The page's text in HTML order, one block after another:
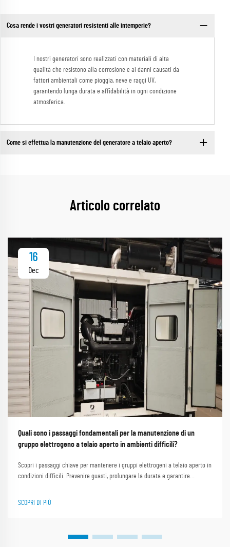
Cosa rende i vostri generatori resistenti alle intemperie?
I nostri generatori sono realizzati con materiali di alta
qualità che resistono alla corrosione e ai danni causati da
fattori ambientali come pioggia, neve e raggi UV,
garantendo lunga durata e affidabilità in ogni condizione
atmosferica.
Come si effettua la manutenzione del generatore a telaio aperto?
Articolo correlato
16
Dec
Quali sono i passaggi fondamentali per la manutenzione di un
gruppo elettrogeno a telaio aperto in ambienti difficili?
Scopri i passaggi chiave per mantenere i gruppi elettrogeni a telaio aperto in
condizioni difficili. Prevenire guasti, prolungare la durata e garantire
SCOPRI DI PIÙ